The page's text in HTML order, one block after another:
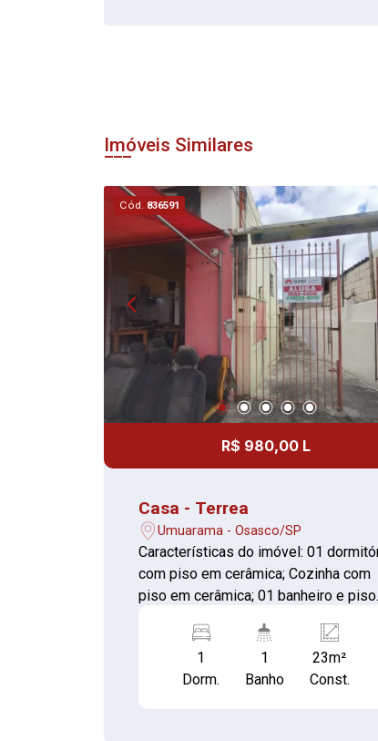
Imóveis Similares
Cód. 836591
R$ 980,00 L
Casa - Terrea
Umuarama - Osasco/SP
Características do imóvel: 01 dormitório
com piso em cerâmica; Cozinha com
piso em cerâmica; 01 banheiro e piso
Informações adicionais: Entrada
compartilhada com outras 4 casas;
Contas de água e energia elétrica
1
Dorm.
1
Banho
23m²
Const.